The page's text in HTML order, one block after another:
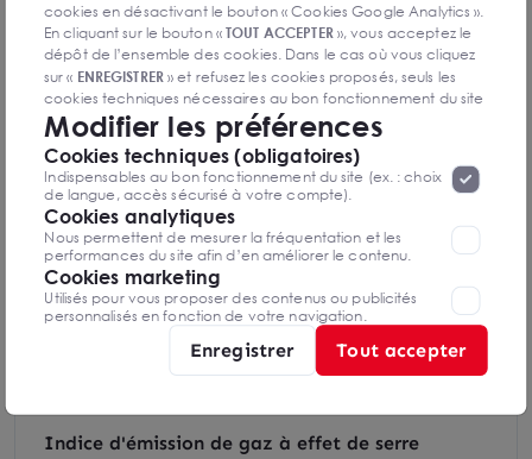
DPE & GES
Diagnostic de performance énergétique
Diagnostics DPE en cours de réalisation
Indice d'émission de gaz à effet de serre
cookies en désactivant le bouton « Cookies Google Analytics ».
En cliquant sur le bouton «TOUT ACCEPTER», vous acceptez le
dépôt de l’ensemble des cookies. Dans le cas où vous cliquez
sur « ENREGISTRER» et refusez les cookies proposés, seuls les
cookies techniques nécessaires au bon fonctionnement du site
seront déposés. Pour plus d’informations, vous pouvez consulter
la page«Protection des données à caractère
personnel ».Lorsque vous naviguez sur notre site internet, il
peut être amenée à déposer des cookies. Vous avez la
possibilité de désactiver les cookies, ces réglages ne seront
valables que sur le navigateur que vous utilisez actuellement
Modifier les préférences
Cookies techniques (obligatoires)
Indispensables au bon fonctionnement du site (ex. : choix
de langue, accès sécurisé à votre compte).
Cookies analytiques
Nous permettent de mesurer la fréquentation et les
performances du site afin d’en améliorer le contenu.
Cookies marketing
Utilisés pour vous proposer des contenus ou publicités
personnalisés en fonction de votre navigation.
Enregistrer Tout accepter